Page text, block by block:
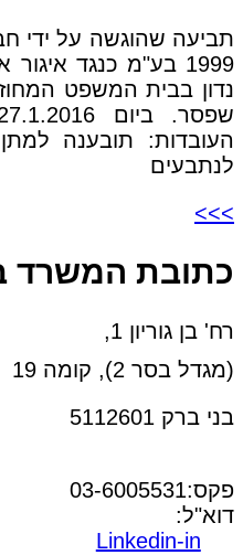
תביעה שהוגשה על ידי
1999 בע"מ כנגד
נדון בבית המשפט
העובדות: תובענה
לנתבעים
>>>
כתובת המשרד
רח' בן גוריון 1,
(מגדל בסר 2), קומה 19
בני ברק 5112601
פקס:03-6005531
דוא"ל:
Linkedin-in